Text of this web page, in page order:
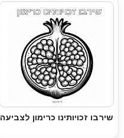
שירבו זכויותינו כרימון לצביעה